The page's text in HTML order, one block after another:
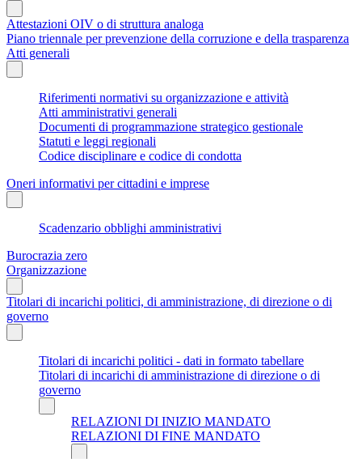
Attestazioni OIV o di struttura analoga
Piano triennale per prevenzione della corruzione e della trasparenza
Atti generali
Riferimenti normativi su organizzazione e attività
Atti amministrativi generali
Documenti di programmazione strategico gestionale
Statuti e leggi regionali
Codice disciplinare e codice di condotta
Oneri informativi per cittadini e imprese
Scadenzario obblighi amministrativi
Burocrazia zero
Organizzazione
Titolari di incarichi politici, di amministrazione, di direzione o di
governo
Titolari di incarichi politici - dati in formato tabellare
Titolari di incarichi di amministrazione di direzione o di
governo
RELAZIONI DI INIZIO MANDATO
RELAZIONI DI FINE MANDATO